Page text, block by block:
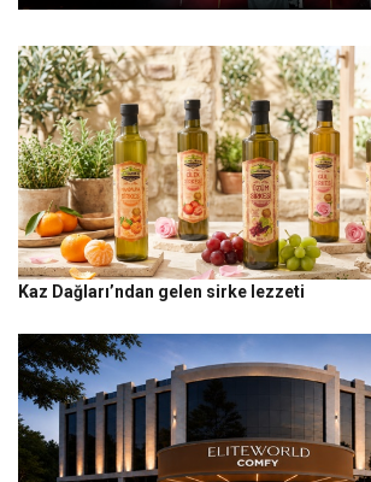
Kaz Dağları’ndan gelen sirke lezzeti